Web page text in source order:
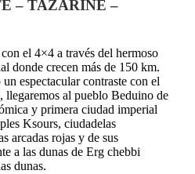
– TAZARINE –
el 4×4 a través del hermoso
donde crecen más de 150 km.
espectacular contraste con el
llegaremos al pueblo Beduino de
y primera ciudad imperial
Ksours, ciudadelas
arcadas rojas y de sus
a las dunas de Erg chebbi
dunas.